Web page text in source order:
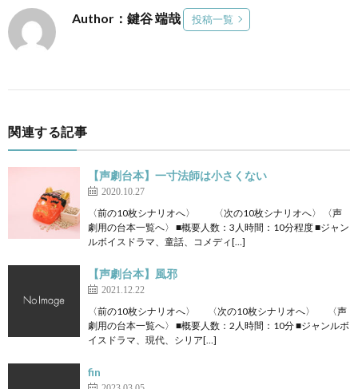
Author：鍵谷 端哉 投稿一覧
関連する記事
【声劇台本】一寸法師は小さくない
2020.10.27
〈前の10枚シナリオへ〉 〈次の10枚シナリオへ〉 〈声
劇用の台本一覧へ〉 ■概要人数：3人時間：10分程度 ■ジャン
ルボイスドラマ、童話、コメディ[…]
【声劇台本】風邪
2021.12.22
〈前の10枚シナリオへ〉 〈次の10枚シナリオへ〉 〈声
劇用の台本一覧へ〉 ■概要人数：2人時間：10分 ■ジャンルボ
イスドラマ、現代、シリア[…]
fin